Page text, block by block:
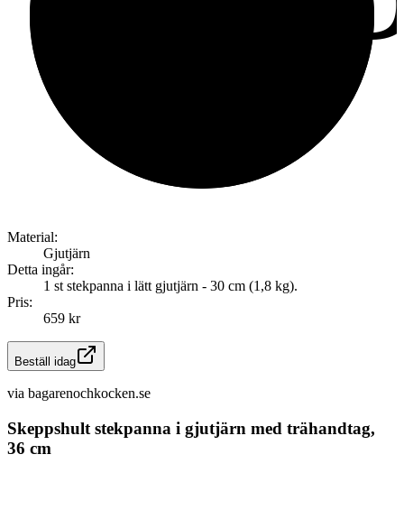
Material:
Gjutjärn
Detta ingår:
1 st stekpanna i lätt gjutjärn - 30 cm (1,8 kg).
Pris:
659 kr
Beställ idag
via bagarenochkocken.se
Skeppshult stekpanna i gjutjärn med trähandtag,
36 cm